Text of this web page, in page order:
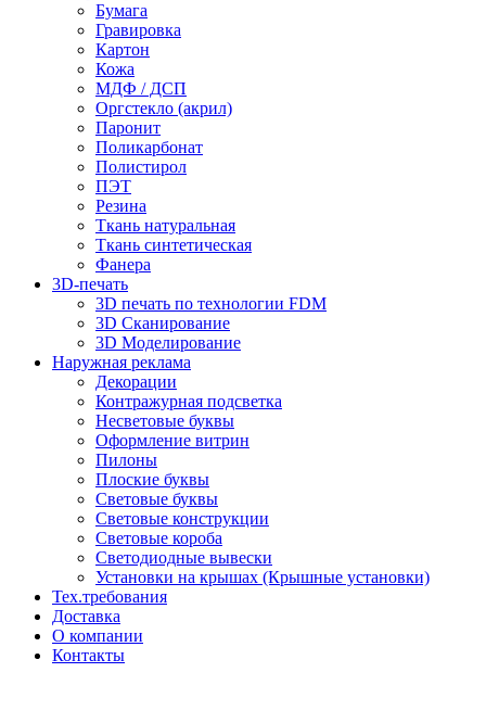
Бумага
Гравировка
Картон
Кожа
МДФ / ДСП
Оргстекло (акрил)
Паронит
Поликарбонат
Полистирол
ПЭТ
Резина
Ткань натуральная
Ткань синтетическая
Фанера
3D-печать
3D печать по технологии FDM
3D Сканирование
3D Моделирование
Наружная реклама
Декорации
Контражурная подсветка
Несветовые буквы
Оформление витрин
Пилоны
Плоские буквы
Световые буквы
Световые конструкции
Световые короба
Светодиодные вывески
Установки на крышах (Крышные установки)
Тех.требования
Доставка
О компании
Контакты